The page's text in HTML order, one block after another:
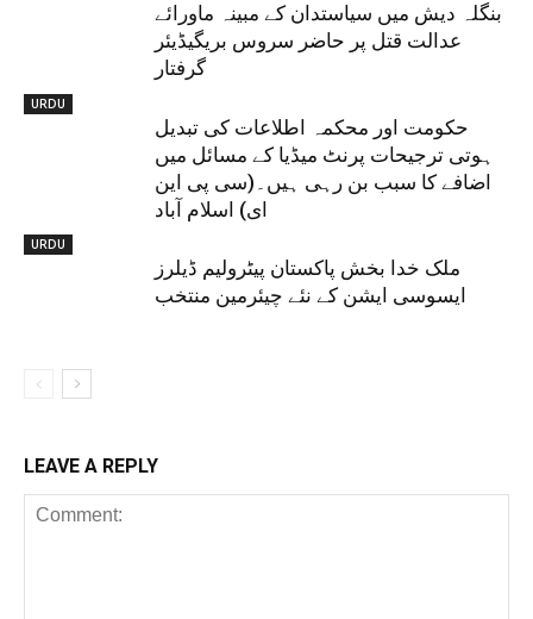
بنگلہ دیش میں سیاستدان کے مبینہ ماورائے
عدالت قتل پر حاضر سروس بریگیڈیئر
گرفتار
URDU
حکومت اور محکمہ اطلاعات کی تبدیل
ہوتی ترجیحات پرنٹ میڈیا کے مسائل میں
اضافے کا سبب بن رہی ہیں۔(سی پی این
ای) اسلام آباد
URDU
ملک خدا بخش پاکستان پیٹرولیم ڈیلرز
ایسوسی ایشن کے نئے چیئرمین منتخب
LEAVE A REPLY